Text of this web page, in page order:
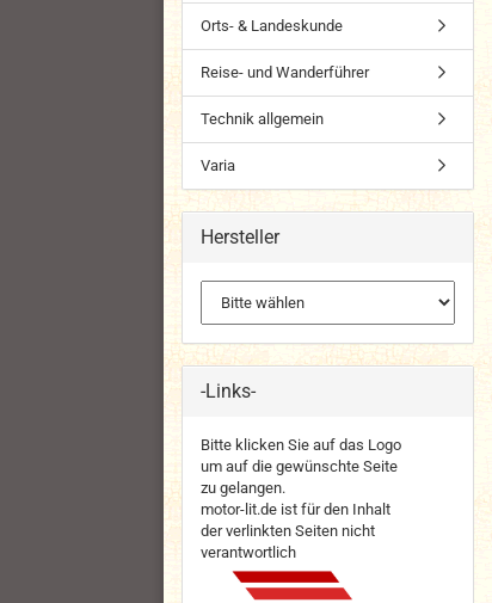
Orts- & Landeskunde
Reise- und Wanderführer
Technik allgemein
Varia
Hersteller
-Links-
Bitte klicken Sie auf das Logo
um auf die gewünschte Seite
zu gelangen.
motor-lit.de ist für den Inhalt
der verlinkten Seiten nicht
verantwortlich